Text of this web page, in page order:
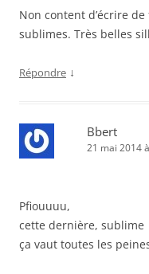
Non content d’écrire
sublimes. Très belles
Répondre ↓
Bbert
21 mai 2014
Pfiouuuu,
cette dernière, sublime
ça vaut toutes les